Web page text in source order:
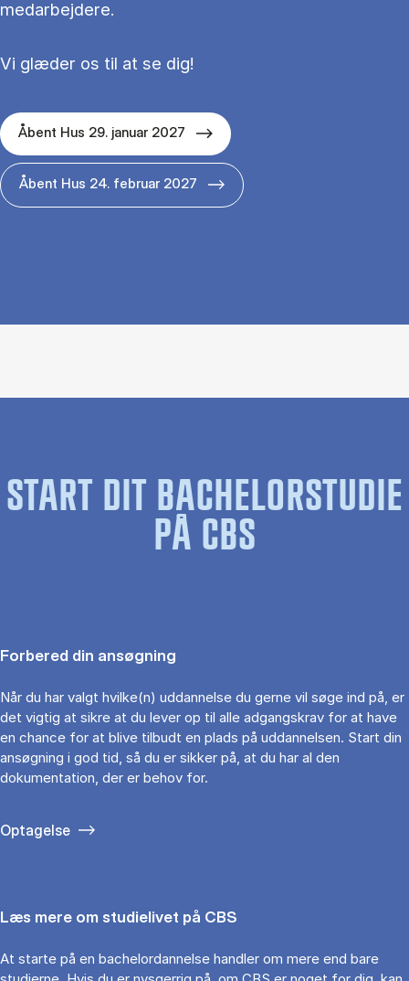
medarbejdere.
Vi glæder os til at se dig!
Åbent Hus 29. januar 2027
Åbent Hus 24. februar 2027
START DIT BACHELORSTUDIE
PÅ CBS
Forbered din ansøgning
Når du har valgt hvilke(n) uddannelse du gerne vil søge ind på, er
det vigtig at sikre at du lever op til alle adgangskrav for at have
en chance for at blive tilbudt en plads på uddannelsen. Start din
ansøgning i god tid, så du er sikker på, at du har al den
dokumentation, der er behov for.
Optagelse
Læs mere om studielivet på CBS
At starte på en bachelordannelse handler om mere end bare